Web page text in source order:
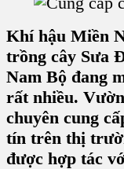
Khí hậu Miền
trồng cây Sưa
Nam Bộ đang
rất nhiều.
chuyên cung
tín trên thị
được hợp tác